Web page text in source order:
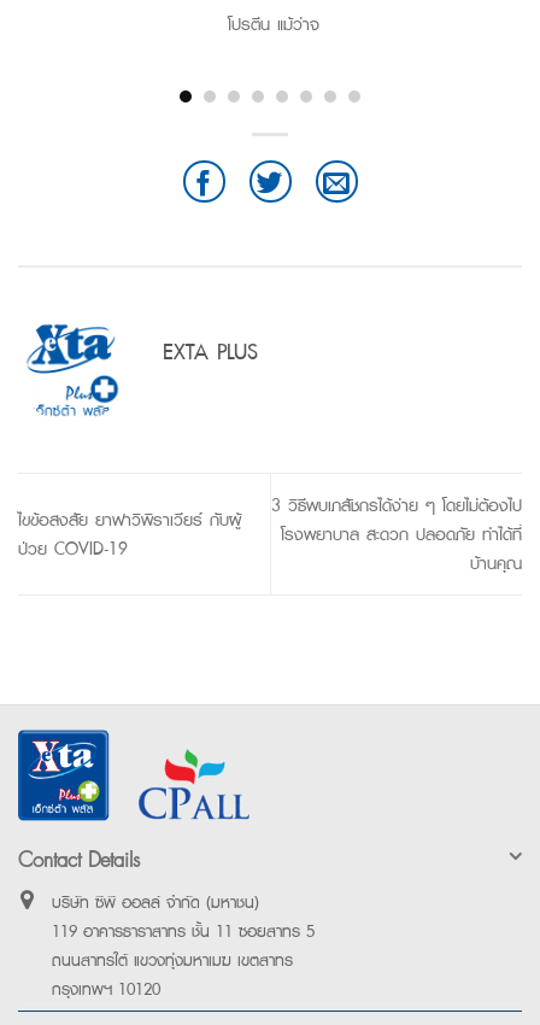
โปรตีน แม้ว่าจ
EXTA PLUS
ไขข้อสงสัย ยาฟาวิพิราเวียร์ กับผู้
ป่วย COVID-19
3 วิธีพบเภสัชกรได้ง่าย ๆ โดยไม่ต้องไป
โรงพยาบาล สะดวก ปลอดภัย ทำได้ที่
บ้านคุณ
Contact Details
บริษัท ซีพี ออลล์ จำกัด (มหาชน)
119 อาคารธาราสาทร ชั้น 11 ซอยสาทร 5
ถนนสาทรใต้ แขวงทุ่งมหาเมฆ เขตสาทร
กรุงเทพฯ 10120